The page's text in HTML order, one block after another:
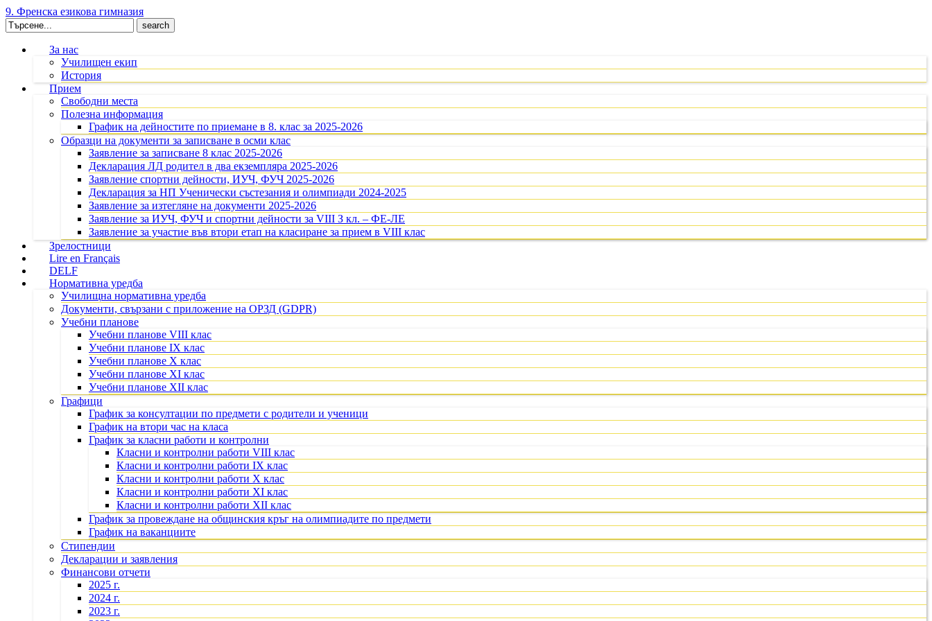
9. Френска езикова гимназия
Search
for:
За нас
Училищен екип
История
Прием
Свободни места
Полезна информация
График на дейностите по приемане в 8. клас за 2025-2026
Образци на документи за записване в осми клас
Заявление за записване 8 клас 2025-2026
Декларация ЛД родител в два екземпляра 2025-2026
Заявление спортни дейности, ИУЧ, ФУЧ 2025-2026
Декларация за НП Ученически състезания и олимпиади 2024-2025
Заявление за изтегляне на документи 2025-2026
Заявление за ИУЧ, ФУЧ и спортни дейности за VIII З кл. – ФЕ-ЛЕ
Заявление за участие във втори етап на класиране за прием в VIII клас
Зрелостници
Lire en Français
DELF
Нормативна уредба
Училищна нормативна уредба
Документи, свързани с приложение на ОРЗД (GDPR)
Учебни планове
Учебни планове VIII клас
Учебни планове IX клас
Учебни планове X клас
Учебни планове XI клас
Учебни планове XII клас
Графици
График за консултации по предмети с родители и ученици
График на втори час на класа
График за класни работи и контролни
Класни и контролни работи VIII клас
Класни и контролни работи IX клас
Класни и контролни работи X клас
Класни и контролни работи XI клас
Класни и контролни работи XII клас
График за провеждане на общинския кръг на олимпиадите по предмети
График на ваканциите
Стипендии
Декларации и заявления
Финансови отчети
2025 г.
2024 г.
2023 г.